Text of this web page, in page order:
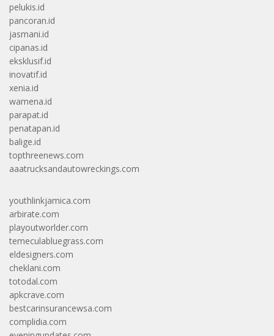
pelukis.id
pancoran.id
jasmani.id
cipanas.id
eksklusif.id
inovatif.id
xenia.id
wamena.id
parapat.id
penatapan.id
balige.id
topthreenews.com
aaatrucksandautowreckings.com
youthlinkjamica.com
arbirate.com
playoutworlder.com
temeculabluegrass.com
eldesigners.com
cheklani.com
totodal.com
apkcrave.com
bestcarinsurancewsa.com
complidia.com